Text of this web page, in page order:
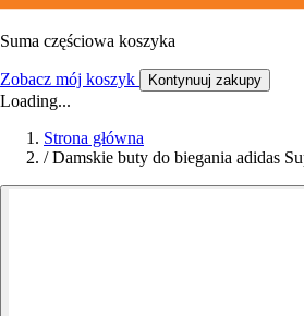
Suma częściowa koszyka
Zobacz mój koszyk Kontynuuj zakupy
Loading...
Strona główna
/ Damskie buty do biegania adidas